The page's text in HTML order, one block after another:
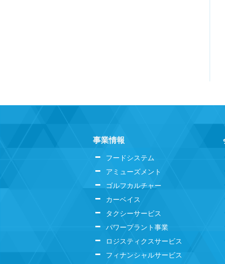
事業情報
フードシステム
アミューズメント
ゴルフカルチャー
カーベイス
タクシーサービス
パワープラント事業
ロジスティクスサービス
フィナンシャルサービス